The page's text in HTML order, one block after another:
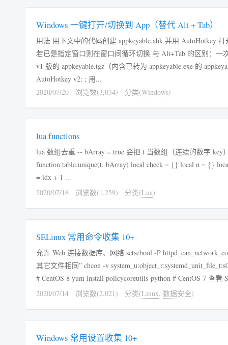
Windows 一键打开/切换到 App（替代 Alt + Tab）
用法 用下文中的代码创建 appkeyable.ahk 并用 AutoHotkey 打开，功能与这里类似： CapsLock +
若已是指定窗口则在窗口间循环切换 与 Alt+Tab 的区别：一次到位，指哪打哪，不需要再按多次来寻找需要的软件。 下载 AutoHotkey
v1 版的 appkeyable.tgz（内含已转为 appkeyable.exe 的
AutoHotkey v2: ; 用...
2020/07/20
浏览数(3,034) 分类(Windows)
lua functions
lua 数组去重 -- bArray = true 会把 t 当数组（连续的数字 key） -- 默认是当作“对象（key可以不是数字）” -- 或理解为是否保留原来的 key
function table.unique(t, bArray) local check = {} local n = {} local idx = 1 for k, v in pairs(t) do if not check[v] then if bArray then n[idx] = v idx
= idx + 1 ...
2020/07/16
浏览数(1,259) 分类(Lua)
SELinux 常用命令收集 10+
允许 Web 连接数据库、网络 setsebool -P httpd_can_network_connect_db on setsebool -P httpd_can_network_connect on 把文件的权限改为“与
其它文件相同” chcon -v system_u:object_r:systemd_unit_file_t:s0 xxx.service 安装 semanage 等管理工具 dnf install policycoreutils-python-utils.
2020/07/14 浏览数(2,021) 分类(Linux, 数据安全)
Windows 常用设置收集 10+